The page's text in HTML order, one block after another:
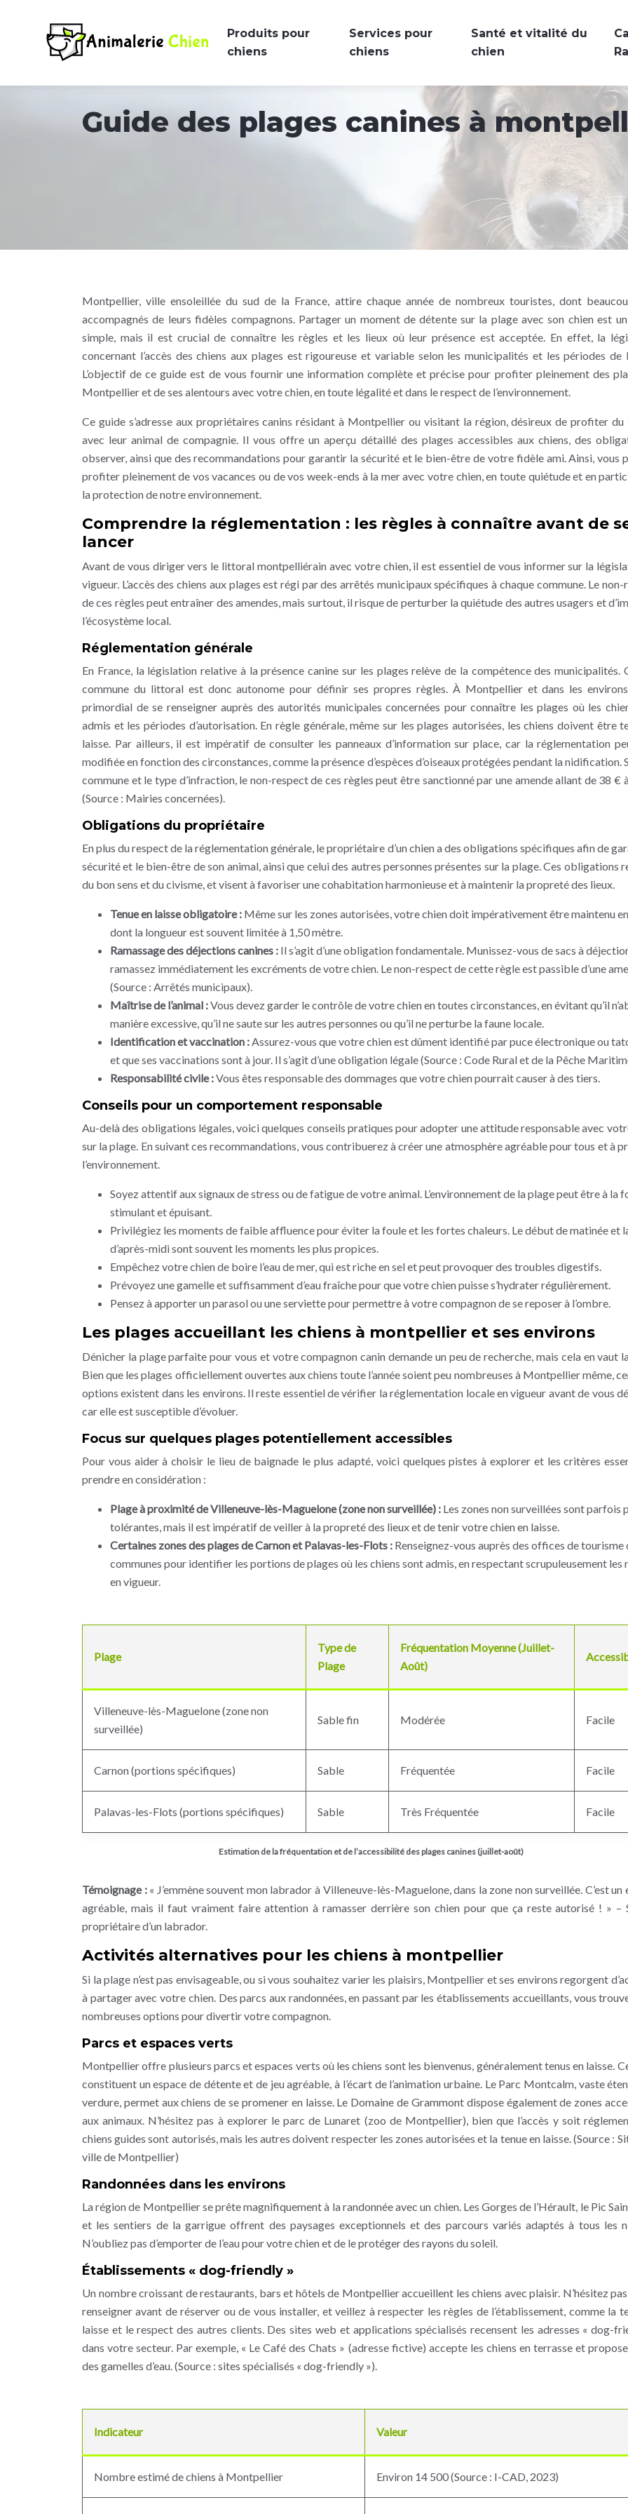
Produits pour
chiens
Services pour
chiens
Santé et vitalité du
chien
Guide des plages canines à
Montpellier, ville ensoleillée du sud de la France, attire chaque année de nombreux touristes, dont
accompagnés de leurs fidèles compagnons. Partager un moment de détente sur la plage avec son chien est
simple, mais il est crucial de connaître les règles et les lieux où leur présence est acceptée. En effet, la
concernant l’accès des chiens aux plages est rigoureuse et variable selon les municipalités et les périodes de
L’objectif de ce guide est de vous fournir une information complète et précise pour profiter pleinement des
Montpellier et de ses alentours avec votre chien, en toute légalité et dans le respect de l’environnement.
Ce guide s’adresse aux propriétaires canins résidant à Montpellier ou visitant la région, désireux de profiter
avec leur animal de compagnie. Il vous offre un aperçu détaillé des plages accessibles aux chiens, des
observer, ainsi que des recommandations pour garantir la sécurité et le bien-être de votre fidèle ami. Ainsi, vous
profiter pleinement de vos vacances ou de vos week-ends à la mer avec votre chien, en toute quiétude et en
la protection de notre environnement.
Comprendre la réglementation : les règles à connaître avant de
lancer
Avant de vous diriger vers le littoral montpelliérain avec votre chien, il est essentiel de vous informer sur la
vigueur. L’accès des chiens aux plages est régi par des arrêtés municipaux spécifiques à chaque commune. Le
de ces règles peut entraîner des amendes, mais surtout, il risque de perturber la quiétude des autres usagers et
l’écosystème local.
Réglementation générale
En France, la législation relative à la présence canine sur les plages relève de la compétence des municipalités.
commune du littoral est donc autonome pour définir ses propres règles. À Montpellier et dans les
primordial de se renseigner auprès des autorités municipales concernées pour connaître les plages où les
admis et les périodes d’autorisation. En règle générale, même sur les plages autorisées, les chiens doivent être
laisse. Par ailleurs, il est impératif de consulter les panneaux d’information sur place, car la réglementation
modifiée en fonction des circonstances, comme la présence d’espèces d’oiseaux protégées pendant la nidification.
commune et le type d’infraction, le non-respect de ces règles peut être sanctionné par une amende allant de 38 €
(Source : Mairies concernées).
Obligations du propriétaire
En plus du respect de la réglementation générale, le propriétaire d’un chien a des obligations spécifiques afin de
sécurité et le bien-être de son animal, ainsi que celui des autres personnes présentes sur la plage. Ces obligations
du bon sens et du civisme, et visent à favoriser une cohabitation harmonieuse et à maintenir la propreté des lieux.
Tenue en laisse obligatoire : Même sur les zones autorisées, votre chien doit impérativement être maintenu
dont la longueur est souvent limitée à 1,50 mètre.
Ramassage des déjections canines : Il s’agit d’une obligation fondamentale. Munissez-vous de sacs à
ramassez immédiatement les excréments de votre chien. Le non-respect de cette règle est passible d’une
(Source : Arrêtés municipaux).
Maîtrise de l’animal :Vous devez garder le contrôle de votre chien en toutes circonstances, en évitant qu’il
manière excessive, qu’il ne saute sur les autres personnes ou qu’il ne perturbe la faune locale.
Identification et vaccination :Assurez-vous que votre chien est dûment identifié par puce électronique ou
et que ses vaccinations sont à jour. Il s’agit d’une obligation légale (Source : Code Rural et de la Pêche
Responsabilité civile :Vous êtes responsable des dommages que votre chien pourrait causer à des tiers.
Conseils pour un comportement responsable
Au-delà des obligations légales, voici quelques conseils pratiques pour adopter une attitude responsable avec
sur la plage. En suivant ces recommandations, vous contribuerez à créer une atmosphère agréable pour tous et à
l’environnement.
Soyez attentif aux signaux de stress ou de fatigue de votre animal. L’environnement de la plage peut être à la
stimulant et épuisant.
Privilégiez les moments de faible affluence pour éviter la foule et les fortes chaleurs. Le début de matinée et
d’après-midi sont souvent les moments les plus propices.
Empêchez votre chien de boire l’eau de mer, qui est riche en sel et peut provoquer des troubles digestifs.
Prévoyez une gamelle et suffisamment d’eau fraîche pour que votre chien puisse s’hydrater régulièrement.
Pensez à apporter un parasol ou une serviette pour permettre à votre compagnon de se reposer à l’ombre.
Les plages accueillant les chiens à montpellier et ses environs
Dénicher la plage parfaite pour vous et votre compagnon canin demande un peu de recherche, mais cela en vaut
Bien que les plages officiellement ouvertes aux chiens toute l’année soient peu nombreuses à Montpellier même,
options existent dans les environs. Il reste essentiel de vérifier la réglementation locale en vigueur avant de vous
car elle est susceptible d’évoluer.
Focus sur quelques plages potentiellement accessibles
Pour vous aider à choisir le lieu de baignade le plus adapté, voici quelques pistes à explorer et les critères
prendre en considération :
Plage à proximité de Villeneuve-lès-Maguelone (zone non surveillée) : Les zones non surveillées sont parfois
tolérantes, mais il est impératif de veiller à la propreté des lieux et de tenir votre chien en laisse.
Certaines zones des plages de Carnon et Palavas-les-Flots : Renseignez-vous auprès des offices de tourisme
communes pour identifier les portions de plages où les chiens sont admis, en respectant scrupuleusement les
en vigueur.
Estimation de la fréquentation et de l’accessibilité des plages canines (juillet-août)
Plage
Type de
Plage
Fréquentation Moyenne (Juillet-
Août)
Villeneuve-lès-Maguelone (zone non
surveillée)
Sable fin Modérée Facile
Carnon (portions spécifiques) Sable Fréquentée Facile
Palavas-les-Flots (portions spécifiques) Sable Très Fréquentée Facile
Témoignage : « J’emmène souvent mon labrador à Villeneuve-lès-Maguelone, dans la zone non surveillée. C’est
agréable, mais il faut vraiment faire attention à ramasser derrière son chien pour que ça reste autorisé ! » –
propriétaire d’un labrador.
Activités alternatives pour les chiens à montpellier
Si la plage n’est pas envisageable, ou si vous souhaitez varier les plaisirs, Montpellier et ses environs regorgent
à partager avec votre chien. Des parcs aux randonnées, en passant par les établissements accueillants, vous
nombreuses options pour divertir votre compagnon.
Parcs et espaces verts
Montpellier offre plusieurs parcs et espaces verts où les chiens sont les bienvenus, généralement tenus en laisse.
constituent un espace de détente et de jeu agréable, à l’écart de l’animation urbaine. Le Parc Montcalm, vaste
verdure, permet aux chiens de se promener en laisse. Le Domaine de Grammont dispose également de zones
aux animaux. N’hésitez pas à explorer le parc de Lunaret (zoo de Montpellier), bien que l’accès y soit
chiens guides sont autorisés, mais les autres doivent respecter les zones autorisées et la tenue en laisse. (Source :
ville de Montpellier)
Randonnées dans les environs
La région de Montpellier se prête magnifiquement à la randonnée avec un chien. Les Gorges de l’Hérault, le Pic
et les sentiers de la garrigue offrent des paysages exceptionnels et des parcours variés adaptés à tous les
N’oubliez pas d’emporter de l’eau pour votre chien et de le protéger des rayons du soleil.
Établissements « dog-friendly »
Un nombre croissant de restaurants, bars et hôtels de Montpellier accueillent les chiens avec plaisir. N’hésitez
renseigner avant de réserver ou de vous installer, et veillez à respecter les règles de l’établissement, comme la
laisse et le respect des autres clients. Des sites web et applications spécialisés recensent les adresses « dog-
dans votre secteur. Par exemple, « Le Café des Chats » (adresse fictive) accepte les chiens en terrasse et
des gamelles d’eau. (Source : sites spécialisés « dog-friendly »).
Indicateur Valeur
Nombre estimé de chiens à Montpellier Environ 14 500 (Source : I-CAD, 2023)